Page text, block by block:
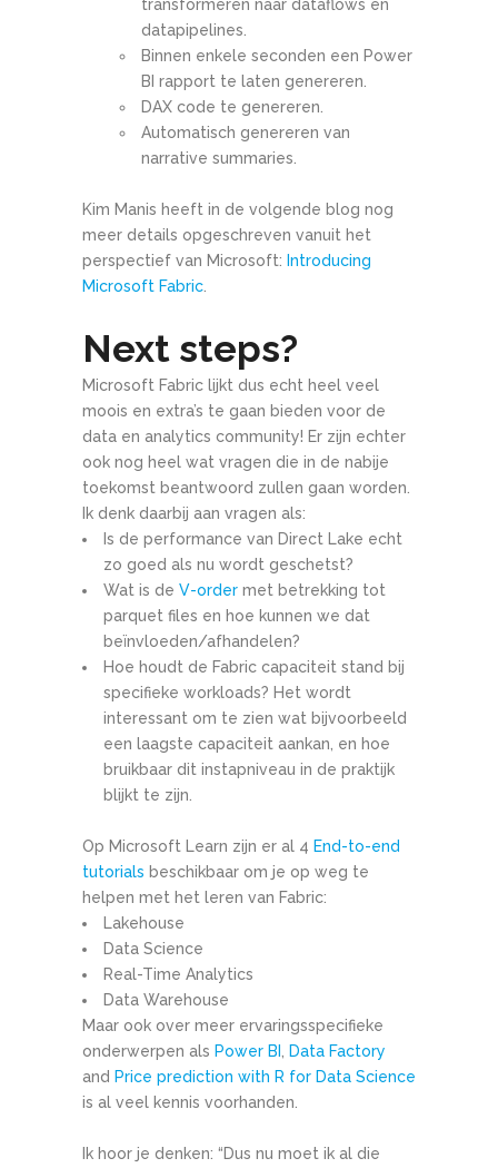
transformeren naar dataflows en
datapipelines.
Binnen enkele seconden een Power
BI rapport te laten genereren.
DAX code te genereren.
Automatisch genereren van
narrative summaries.
Kim Manis heeft in de volgende blog nog
meer details opgeschreven vanuit het
perspectief van Microsoft: Introducing
Microsoft Fabric
Next steps?
Microsoft Fabric lijkt dus echt heel veel
moois en extra’s te gaan bieden voor de
data en analytics community! Er zijn echter
ook nog heel wat vragen die in de nabije
toekomst beantwoord zullen gaan worden.
Ik denk daarbij aan vragen als:
Is de performance van Direct Lake echt
zo goed als nu wordt geschetst?
Wat is de V-order met betrekking tot
parquet files en hoe kunnen we dat
beïnvloeden/afhandelen?
Hoe houdt de Fabric capaciteit stand bij
specifieke workloads? Het wordt
interessant om te zien wat bijvoorbeeld
een laagste capaciteit aankan, en hoe
bruikbaar dit instapniveau in de praktijk
blijkt te zijn.
Op Microsoft Learn zijn er al 4 End-to-end
tutorials beschikbaar om je op weg te
helpen met het leren van Fabric:
Lakehouse
Data Science
Real-Time Analytics
Data Warehouse
Maar ook over meer ervaringsspecifieke
onderwerpen als Power BI
Data Factory
and Price prediction with R for Data Science
is al veel kennis voorhanden.
Ik hoor je denken: “Dus nu moet ik al die